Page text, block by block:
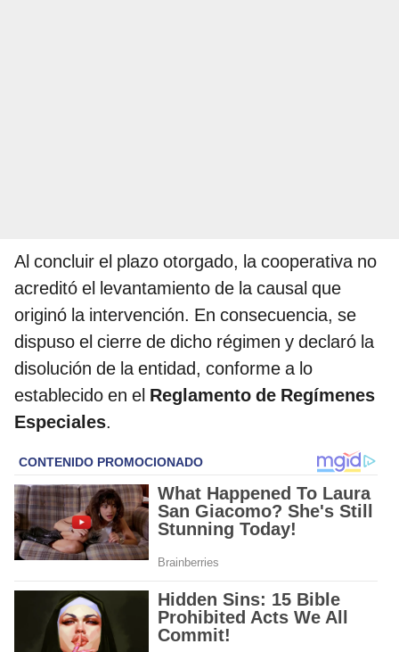
Al concluir el plazo otorgado, la cooperativa no
acreditó el levantamiento de la causal que
originó la intervención. En consecuencia, se
dispuso el cierre de dicho régimen y declaró la
disolución de la entidad, conforme a lo
establecido en el Reglamento de Regímenes
Especiales.